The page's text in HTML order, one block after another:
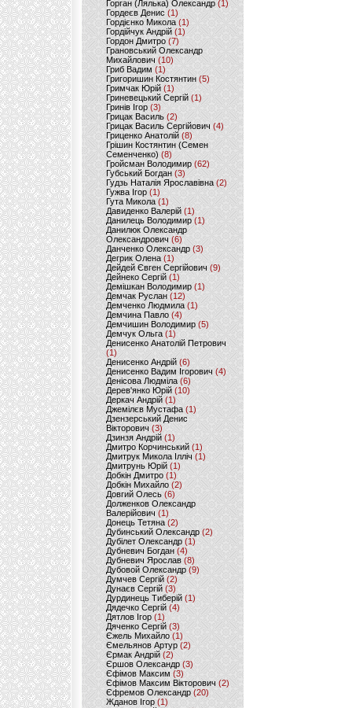
Горган (Лялька) Олександр(1)
Гордеєв Денис (1)
Гордієнко Микола (1)
Гордійчук Андрій (1)
Гордон Дмитро (7)
Грановський Олександр
Михайлович (10)
Гриб Вадим (1)
Григоришин Костянтин (5)
Гримчак Юрій(1)
Гриневецький Сергій(1)
Гринів Ігор (3)
Грицак Василь (2)
Грицак Василь Сергійович (4)
Гриценко Анатолій (8)
Грішин Костянтин (Семен
Семенченко)(8)
Гройсман Володимир(62)
Губський Богдан (3)
Гудзь Наталія Ярославівна(2)
Гужва Ігор (1)
Гута Микола (1)
Давиденко Валерій (1)
Данилець Володимир(1)
Данилюк Олександр
Олександрович (6)
Данченко Олександр (3)
Дегрик Олена(1)
Дейдей Євген Сергійович(9)
Дейнеко Сергій (1)
Демішкан Володимир(1)
Демчак Руслан (12)
Демченко Людмила (1)
Демчина Павло (4)
Демчишин Володимир (5)
Демчук Ольга(1)
Денисенко Анатолій Петрович
(1)
Денисенко Андрій (6)
Денисенко Вадим Ігорович (4)
Денісова Людміла(6)
Дерев'янко Юрій(10)
Деркач Андрій(1)
Джемілєв Мустафа (1)
Дзензерський Денис
Вікторович (3)
Дзинзя Андрій (1)
Дмитро Корчинський (1)
Дмитрук Микола Ілліч (1)
Дмитрунь Юрій (1)
Добкін Дмитро(1)
Добкін Михайло (2)
Довгий Олесь (6)
Долженков Олександр
Валерійович (1)
Донець Тетяна (2)
Дубинський Олександр(2)
Дубілет Олександр (1)
Дубневич Богдан (4)
Дубневич Ярослав (8)
Дубовой Олександр(9)
Думчев Сергій (2)
Дунаєв Сергій(3)
Дурдинець Тиберій (1)
Дядечко Сергій (4)
Дятлов Ігор (1)
Дяченко Сергій (3)
Єжель Михайло (1)
Ємельянов Артур (2)
Єрмак Андрій (2)
Єршов Олександр (3)
Єфімов Максим (3)
Єфімов Максим Вікторович (2)
Єфремов Олександр (20)
Жданов Ігор (1)